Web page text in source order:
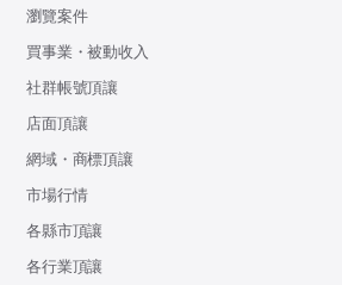
瀏覽案件
買事業・被動收入
社群帳號頂讓
店面頂讓
網域・商標頂讓
市場行情
各縣市頂讓
各行業頂讓